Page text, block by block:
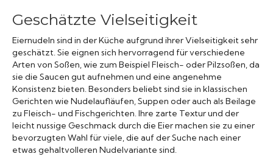
Geschätzte Vielseitigkeit
Eiernudeln sind in der Küche aufgrund ihrer Vielseitigkeit sehr
geschätzt. Sie eignen sich hervorragend für verschiedene
Arten von Soßen, wie zum Beispiel Fleisch- oder Pilzsoßen, da
sie die Saucen gut aufnehmen und eine angenehme
Konsistenz bieten. Besonders beliebt sind sie in klassischen
Gerichten wie Nudelaufläufen, Suppen oder auch als Beilage
zu Fleisch- und Fischgerichten. Ihre zarte Textur und der
leicht nussige Geschmack durch die Eier machen sie zu einer
bevorzugten Wahl für viele, die auf der Suche nach einer
etwas gehaltvolleren Nudelvariante sind.